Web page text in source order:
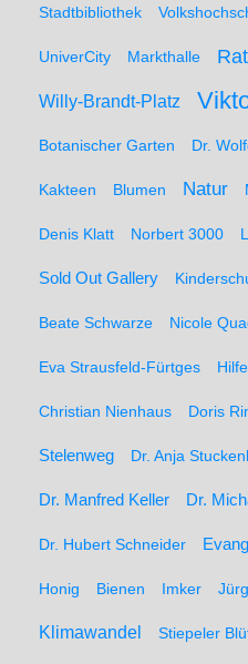
Stadtbibliothek
UniverCity Markthalle
Willy-Brandt-Platz
Botanischer Garten Dr.
Kakteen Blumen Natur
Denis Klatt Norbert 3000
Sold Out Gallery
Beate Schwarze Nicole
Eva Strausfeld-Fürtges Hilfe
Christian Nienhaus Doris
Stelenweg Dr. Anja
Dr. Manfred Keller Dr.
Dr. Hubert Schneider
Honig Bienen Imker
Klimawandel Stiepeler